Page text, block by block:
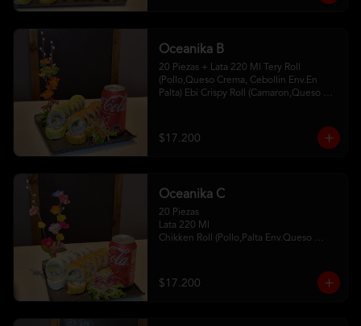
Oceanika B
20 Piezas + Lata 220 Ml Tery Roll
(Pollo,Queso Crema, Cebollin Env.En
Palta) Ebi Crispy Roll (Camaron,Queso
$17.200
Oceanika C
20 Piezas
Lata 220 Ml
Chikken Roll (Pollo,Palta Env.Queso
Crema ,Cebollin Env Tempura)
2Palitos -1  Soya -1 Unagui
$17.200